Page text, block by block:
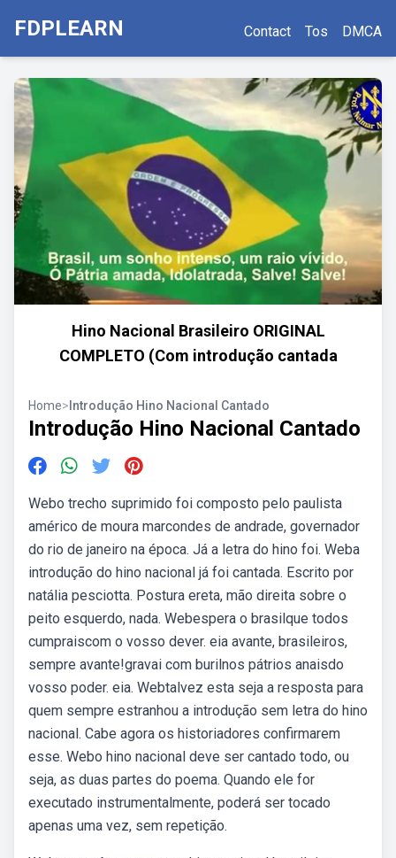
FDPLEARN Contact Tos DMCA
Hino Nacional Brasileiro ORIGINAL
COMPLETO (Com introdução cantada
Home> Introdução Hino Nacional Cantado
Introdução Hino Nacional Cantado
Webo trecho suprimido foi composto pelo paulista
américo de moura marcondes de andrade, governador
do rio de janeiro na época. Já a letra do hino foi. Weba
introdução do hino nacional já foi cantada. Escrito por
natália pesciotta. Postura ereta, mão direita sobre o
peito esquerdo, nada. Webespera o brasilque todos
cumpraiscom o vosso dever. eia avante, brasileiros,
sempre avante!gravai com burilnos pátrios anaisdo
vosso poder. eia. Webtalvez esta seja a resposta para
quem sempre estranhou a introdução sem letra do hino
nacional. Cabe agora os historiadores confirmarem
esse. Webo hino nacional deve ser cantado todo, ou
seja, as duas partes do poema. Quando ele for
executado instrumentalmente, poderá ser tocado
apenas uma vez, sem repetição.